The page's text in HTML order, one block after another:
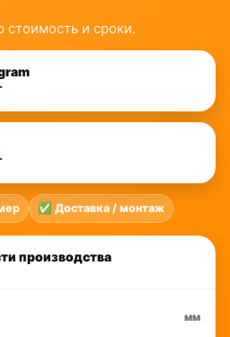
и сроки.
✅ Доставка / монтаж
производства
мм